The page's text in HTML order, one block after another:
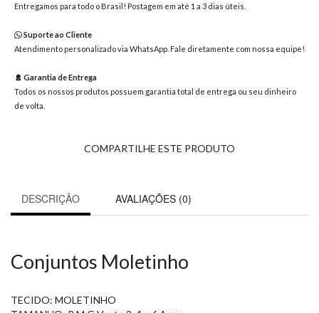
nos uma
Entregamos para todo o Brasil! Postagem em até 1 a 3 dias úteis.
Suporte ao Cliente
Atendimento personalizado via WhatsApp. Fale diretamente com nossa equipe!
Garantia de Entrega
Todos os nossos produtos possuem garantia total de entrega ou seu dinheiro
de volta.
COMPARTILHE ESTE PRODUTO
DESCRIÇÃO AVALIAÇÕES (0)
Conjuntos Moletinho
TECIDO: MOLETINHO